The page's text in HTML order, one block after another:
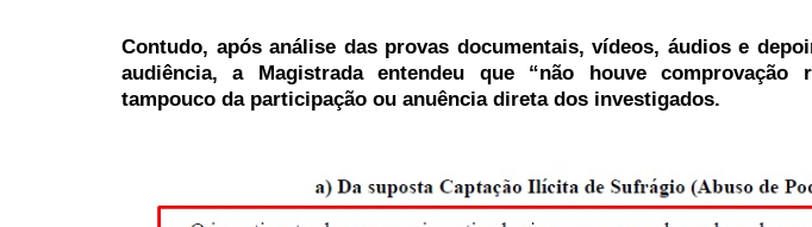
Contudo, após análise das provas documentais, vídeos, áudios e
audiência, a Magistrada entendeu que “não houve comprovação
tampouco da participação ou anuência direta dos investigados.